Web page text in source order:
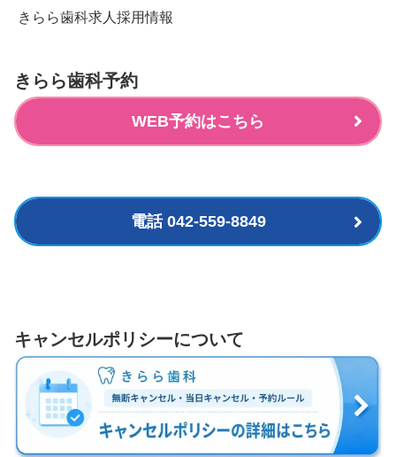
きらら歯科求人採用情報
きらら歯科予約
WEB予約はこちら
電話 042-559-8849
キャンセルポリシーについて